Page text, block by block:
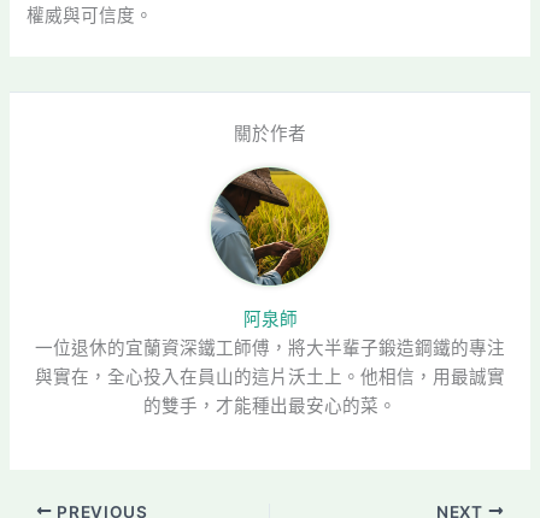
權威與可信度。
關於作者
阿泉師
一位退休的宜蘭資深鐵工師傅，將大半輩子鍛造鋼鐵的專注
與實在，全心投入在員山的這片沃土上。他相信，用最誠實
的雙手，才能種出最安心的菜。
PREVIOUS NEXT